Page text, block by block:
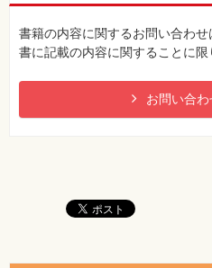
[誤]
操作2 ［隠す］を接続
操作3 ［コスチュームを
操作3 「もぐらくん」に変
書籍の内容に関するお問い合わ
書に記載の内容に関することに限
お問い合